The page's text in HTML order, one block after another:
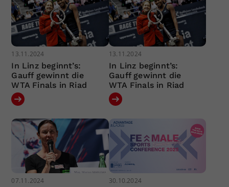
13.11.2024
In Linz beginnt’s:
Gauff gewinnt die
WTA Finals in Riad
13.11.2024
In Linz beginnt’s:
Gauff gewinnt die
WTA Finals in Riad
07.11.2024 30.10.2024